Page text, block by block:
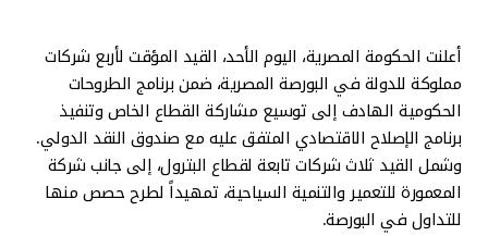
أعلنت الحكومة المصرية، اليوم الأحد، القيد المؤقت لأربع شركات
مملوكة للدولة في البورصة المصرية، ضمن برنامج الطروحات
الحكومية الهادف إلى توسيع مشاركة القطاع الخاص وتنفيذ
برنامج الإصلاح الاقتصادي المتفق عليه مع صندوق النقد الدولي.
وشمل القيد ثلاث شركات تابعة لقطاع البترول، إلى جانب شركة
المعمورة للتعمير والتنمية السياحية، تمهيداً لطرح حصص منها
للتداول في البورصة.